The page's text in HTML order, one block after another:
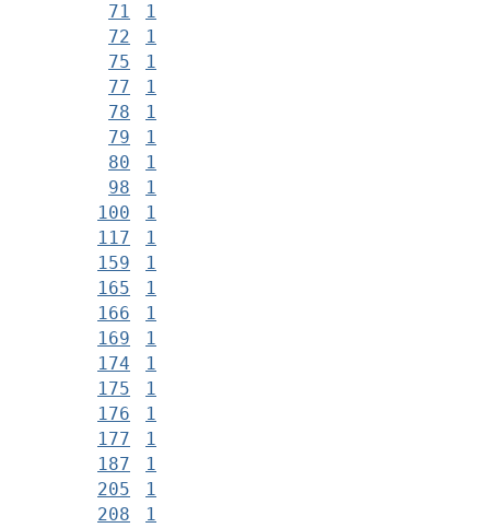
71
1
72
1
75
1
77
1
78
1
79
1
80
1
98
1
100
1
117
1
159
1
165
1
166
1
169
1
174
1
175
1
176
1
177
1
187
1
205
1
208
1